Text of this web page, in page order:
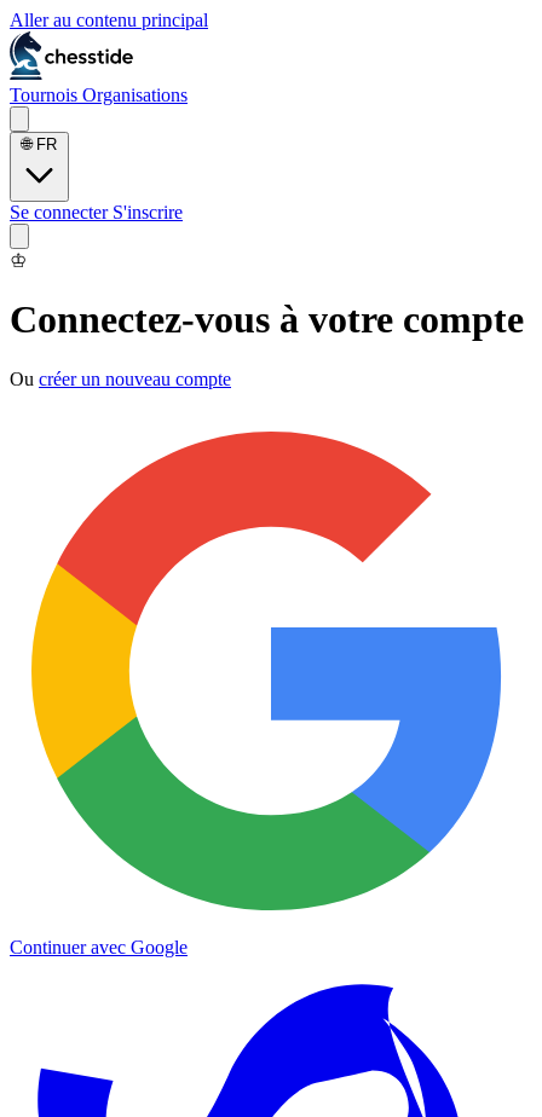
Aller au contenu principal
Tournois Organisations
🌐 FR
Se connecter S'inscrire
♔
Connectez-vous à votre compte
Ou créer un nouveau compte
Continuer avec Google